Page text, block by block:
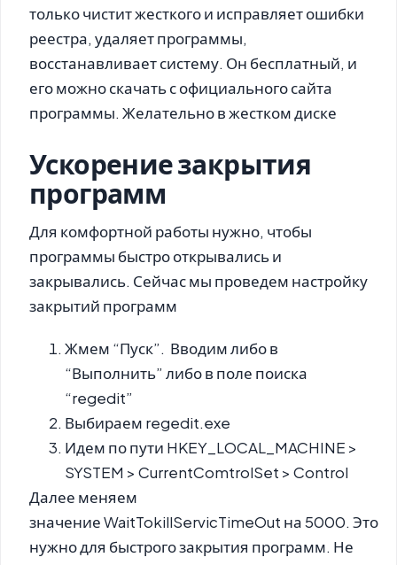
только чистит жесткого и исправляет ошибки
реестра, удаляет программы,
восстанавливает систему. Он бесплатный, и
его можно скачать с официального сайта
программы. Желательно в жестком диске
Ускорение закрытия
программ
Для комфортной работы нужно, чтобы
программы быстро открывались и
закрывались. Сейчас мы проведем настройку
закрытий программ
Жмем “Пуск”. Вводим либо в
“Выполнить” либо в поле поиска
“regedit”
Выбираем regedit.exe
Идем по пути HKEY_LOCAL_MACHINE >
SYSTEM > CurrentComtrolSet > Control
Далее меняем
значение WaitTokillServicTimeOut на 5000. Это
нужно для быстрого закрытия программ. Не